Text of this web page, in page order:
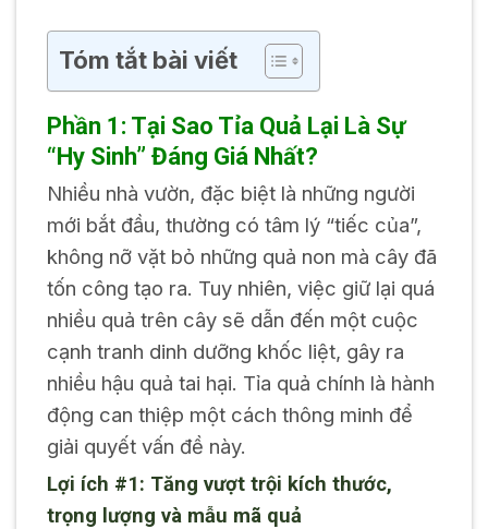
Tóm tắt bài viết
Phần 1: Tại Sao Tỉa Quả Lại Là Sự
“Hy Sinh” Đáng Giá Nhất?
Nhiều nhà vườn, đặc biệt là những người
mới bắt đầu, thường có tâm lý “tiếc của”,
không nỡ vặt bỏ những quả non mà cây đã
tốn công tạo ra. Tuy nhiên, việc giữ lại quá
nhiều quả trên cây sẽ dẫn đến một cuộc
cạnh tranh dinh dưỡng khốc liệt, gây ra
nhiều hậu quả tai hại. Tỉa quả chính là hành
động can thiệp một cách thông minh để
giải quyết vấn đề này.
Lợi ích #1: Tăng vượt trội kích thước,
trọng lượng và mẫu mã quả